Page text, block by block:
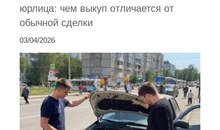
юрлица: чем выкуп отличается от
обычной сделки
03/04/2026